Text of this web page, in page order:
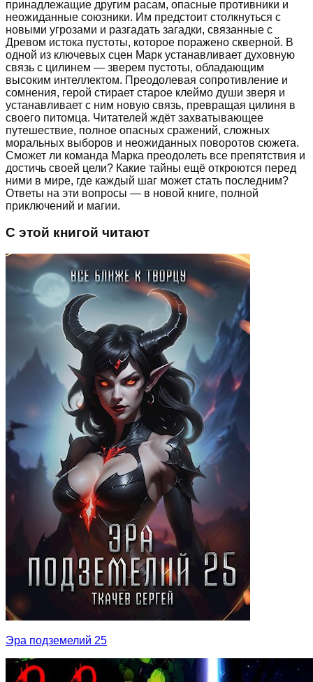
принадлежащие другим расам, опасные противники и
неожиданные союзники. Им предстоит столкнуться с
новыми угрозами и разгадать загадки, связанные с
Древом истока пустоты, которое поражено скверной. В
одной из ключевых сцен Марк устанавливает духовную
связь с цилинем — зверем пустоты, обладающим
высоким интеллектом. Преодолевая сопротивление и
сомнения, герой стирает старое клеймо души зверя и
устанавливает с ним новую связь, превращая цилиня в
своего питомца. Читателей ждёт захватывающее
путешествие, полное опасных сражений, сложных
моральных выборов и неожиданных поворотов сюжета.
Сможет ли команда Марка преодолеть все препятствия и
достичь своей цели? Какие тайны ещё откроются перед
ними в мире, где каждый шаг может стать последним?
Ответы на эти вопросы — в новой книге, полной
приключений и магии.
С этой книгой читают
Эра подземелий 25